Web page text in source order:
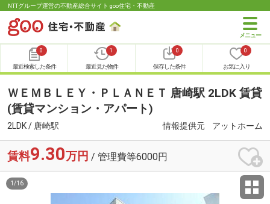
NTTグループ運営の不動産総合サイト goo住宅・不動産
0
最近検索した条件
1
最近見た物件
0
保存した条件
0
お気に入り
ＷＥＭＢＬＥＹ・ＰＬＡＮＥＴ 唐崎駅 2LDK 賃貸
(賃貸マンション・アパート)
2LDK / 唐崎駅 情報提供元 アットホーム
賃料9.30万円 / 管理費等6000円
1 /16